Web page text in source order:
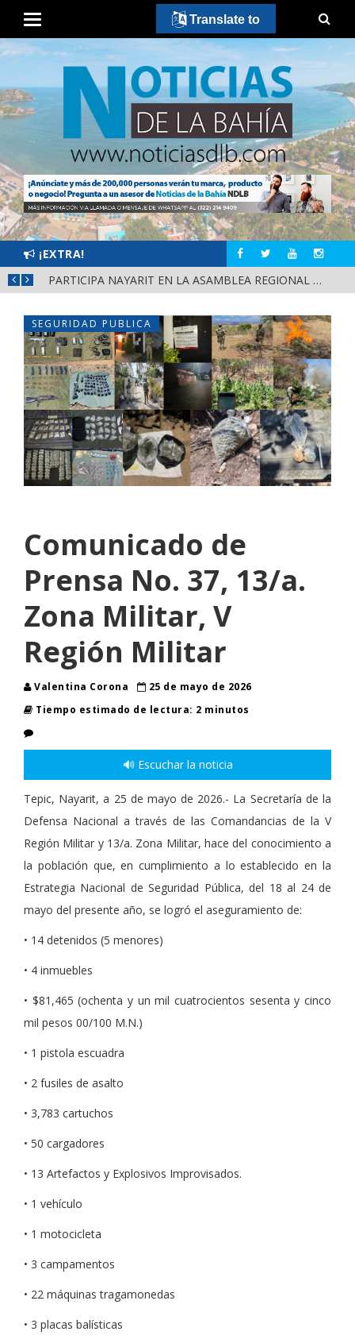
¡EXTRA!
PARTICIPA NAYARIT EN LA ASAMBLEA REGIONAL DE CONSULTA PARA LA LEY DE DERECHOS INDÍGENAS Y AFROMEXICANOS
SEGURIDAD PUBLICA
Comunicado de
Prensa No. 37, 13/a.
Zona Militar, V
Región Militar
Valentina Corona
25 de mayo de 2026
Tiempo estimado de lectura: 2 minutos
🔊 Escuchar la noticia
Tepic, Nayarit, a 25 de mayo de 2026.- La Secretaría de la
Defensa Nacional a través de las Comandancias de la V
Región Militar y 13/a. Zona Militar, hace del conocimiento a
la población que, en cumplimiento a lo establecido en la
Estrategia Nacional de Seguridad Pública, del 18 al 24 de
mayo del presente año, se logró el aseguramiento de:
• 14 detenidos (5 menores)
• 4 inmuebles
• $81,465 (ochenta y un mil cuatrocientos sesenta y cinco
mil pesos 00/100 M.N.)
• 1 pistola escuadra
• 2 fusiles de asalto
• 3,783 cartuchos
• 50 cargadores
• 13 Artefactos y Explosivos Improvisados.
• 1 vehículo
• 1 motocicleta
• 3 campamentos
• 22 máquinas tragamonedas
• 3 placas balísticas
Translate to